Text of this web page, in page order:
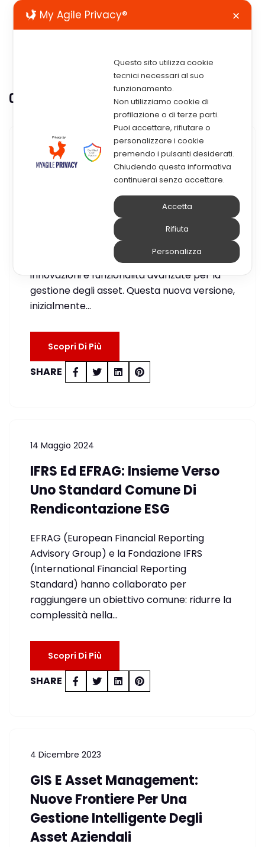
Categoria: Asset management
9 Luglio 2024
IBM Maximo Application Suite
9: Novità E Funzionalità
IBM Maximo Application Suite 9 è finalmente
arrivata, portando con sé un’ondata di
innovazioni e funzionalità avanzate per la
gestione degli asset. Questa nuova versione,
inizialmente…
Scopri Di Più
SHARE
14 Maggio 2024
IFRS Ed EFRAG: Insieme Verso
Uno Standard Comune Di
Rendicontazione ESG
EFRAG (European Financial Reporting
Advisory Group) e la Fondazione IFRS
(International Financial Reporting
Standard) hanno collaborato per
raggiungere un obiettivo comune: ridurre la
complessità nella…
Scopri Di Più
SHARE
4 Dicembre 2023
GIS E Asset Management:
Nuove Frontiere Per Una
Gestione Intelligente Degli
Asset Aziendali
My Agile Privacy® ✕
Questo sito utilizza cookie
tecnici necessari al suo
funzionamento.
Non utilizziamo cookie di
profilazione o di terze parti.
Puoi accettare, rifiutare o
personalizzare i cookie
premendo i pulsanti desiderati.
Chiudendo questa informativa
continuerai senza accettare.
Accetta
Rifiuta
Personalizza